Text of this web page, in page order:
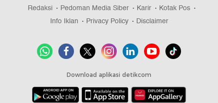
Redaksi Pedoman Media Siber Karir
Kotak Pos
Info Iklan
Privacy Policy Disclaimer
Download aplikasi detikcom